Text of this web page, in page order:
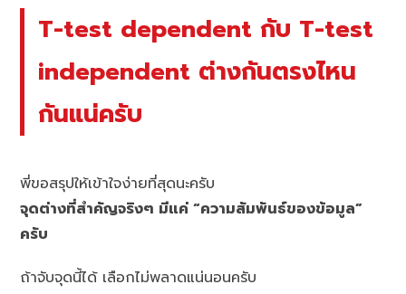
T-test dependent กับ T-test
independent ต่างกันตรงไหน
กันแน่ครับ
พี่ขอสรุปให้เข้าใจง่ายที่สุดนะครับ
จุดต่างที่สำคัญจริงๆ มีแค่ “ความสัมพันธ์ของข้อมูล”
ครับ
ถ้าจับจุดนี้ได้ เลือกไม่พลาดแน่นอนครับ